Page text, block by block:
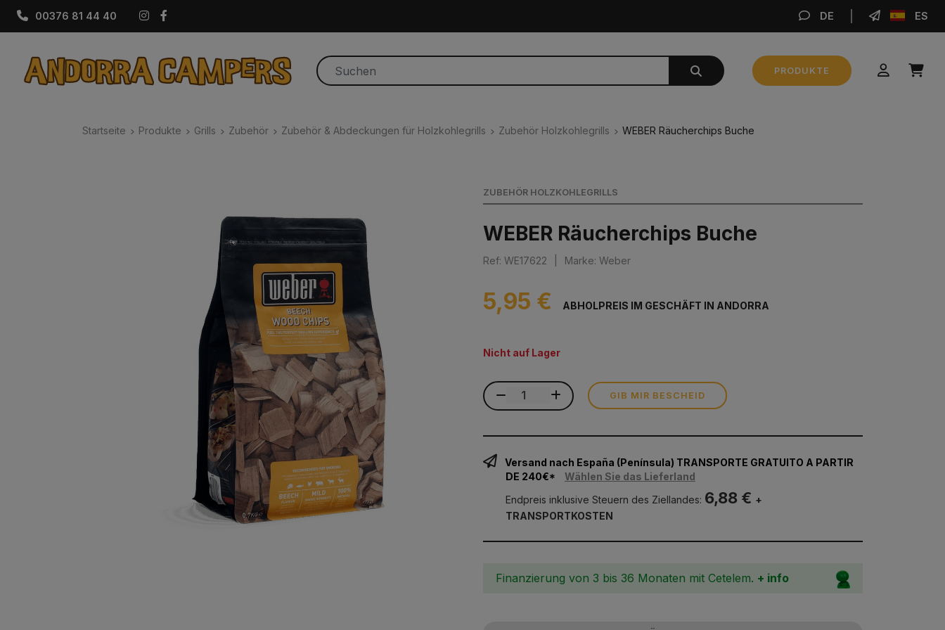
00376 81 44 40 Instagram DE ES
PRODUKTE
Startseite Produkte Grills Zubehör Zubehör & Abdeckungen für Holzkohlegrills Zubehör Holzkohlegrills WEBER Räucherchips Buche
ZUBEHÖR HOLZKOHLEGRILLS
WEBER Räucherchips Buche
Ref: WE17622 Marke: Weber
5,95 € ABHOLPREIS IM GESCHÄFT IN ANDORRA
Nicht auf Lager
GIB MIR BESCHEID
Versand nach España (Península) TRANSPORTE GRATUITO A PARTIR
DE 240€*
Wählen Sie das Lieferland
Endpreis inklusive Steuern des Ziellandes: 6,88 € +
TRANSPORTKOSTEN
Finanzierung von 3 bis 36 Monaten mit Cetelem. + info